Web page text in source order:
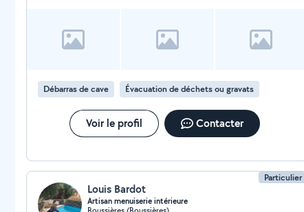
Débarras de cave Évacuation de déchets ou gravats
Voir le profil Contacter
Particulier
Louis Bardot
Artisan menuiserie intérieure